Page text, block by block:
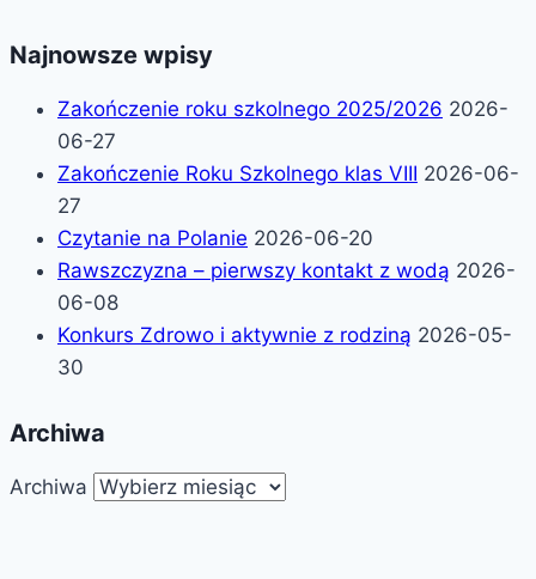
Najnowsze wpisy
Zakończenie roku szkolnego 2025/2026 2026-
06-27
Zakończenie Roku Szkolnego klas VIII 2026-06-
27
Czytanie na Polanie 2026-06-20
Rawszczyzna – pierwszy kontakt z wodą 2026-
06-08
Konkurs Zdrowo i aktywnie z rodziną 2026-05-
30
Archiwa
Archiwa